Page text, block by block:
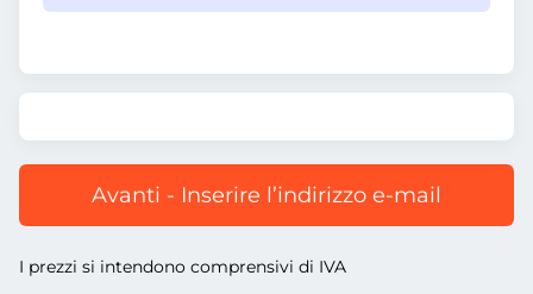
Avanti - Inserire l’indirizzo e-mail
I prezzi si intendono comprensivi di IVA